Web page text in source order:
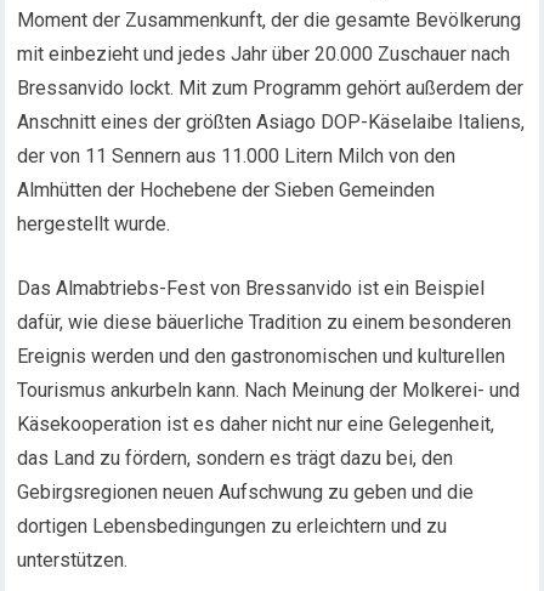
Moment der Zusammenkunft, der die gesamte Bevölkerung
mit einbezieht und jedes Jahr über 20.000 Zuschauer nach
Bressanvido lockt. Mit zum Programm gehört außerdem der
Anschnitt eines der größten Asiago DOP-Käselaibe Italiens,
der von 11 Sennern aus 11.000 Litern Milch von den
Almhütten der Hochebene der Sieben Gemeinden
hergestellt wurde.
Das Almabtriebs-Fest von Bressanvido ist ein Beispiel
dafür, wie diese bäuerliche Tradition zu einem besonderen
Ereignis werden und den gastronomischen und kulturellen
Tourismus ankurbeln kann. Nach Meinung der Molkerei- und
Käsekooperation ist es daher nicht nur eine Gelegenheit,
das Land zu fördern, sondern es trägt dazu bei, den
Gebirgsregionen neuen Aufschwung zu geben und die
dortigen Lebensbedingungen zu erleichtern und zu
unterstützen.